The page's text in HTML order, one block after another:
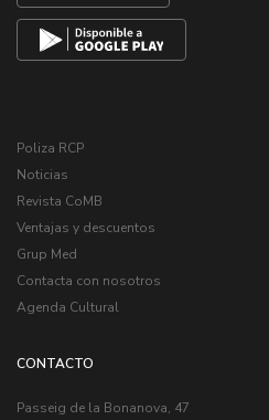
Poliza RCP
Noticias
Revista CoMB
Ventajas y descuentos
Grup Med
Contacta con nosotros
Agenda Cultural
CONTACTO
Passeig de la Bonanova, 47